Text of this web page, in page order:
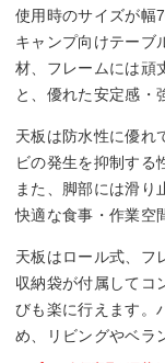
使用時のサイズが幅
キャンプ向けテーブ
材、フレームには頑
と、優れた安定感・
天板は防水性に優れ
ビの発生を抑制する
また、脚部には滑り
快適な食事・作業空
天板はロール式、フ
収納袋が付属してコ
びも楽に行えます。
め、リビングやベラ